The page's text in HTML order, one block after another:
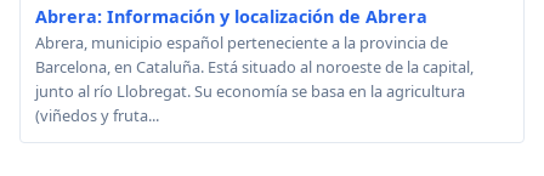
Abrera: Información y localización de Abrera
Abrera, municipio español perteneciente a la provincia de
Barcelona, en Cataluña. Está situado al noroeste de la capital,
junto al río Llobregat. Su economía se basa en la agricultura
(viñedos y fruta...